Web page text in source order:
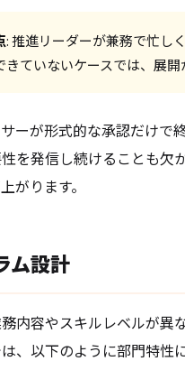
: 推進リーダーが兼務で忙し
ていないケースでは、展
ーが形式的な承認だけで
を発信し続けることも欠
がります。
ム設計
内容やスキルレベルが異な
、以下のように部門特性